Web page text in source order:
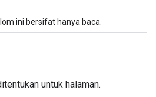
ini bersifat hanya baca.
untuk halaman.